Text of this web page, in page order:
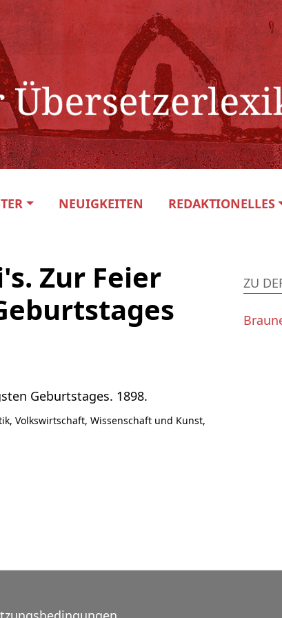
NEUIGKEITEN REDAKTIONELLES
Zur Feier
Geburtstages. 1898.
Volkswirtschaft, Wissenschaft und Kunst,
ZU